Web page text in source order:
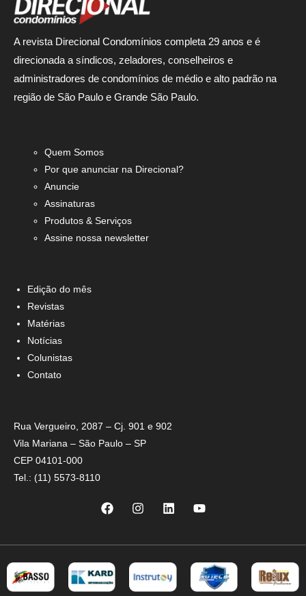
A revista Direcional Condomínios completa 29 anos e é
direcionada a síndicos, zeladores, conselheiros e
administradores de condomínios de médio e alto padrão na
região de São Paulo e Grande São Paulo.
Quem Somos
Por que anunciar na Direcional?
Anuncie
Assinaturas
Produtos & Serviços
Assine nossa newsletter
Edição do mês
Revistas
Matérias
Notícias
Colunistas
Contato
Rua Vergueiro, 2087 – Cj. 901 e 902
Vila Mariana – São Paulo – SP
CEP 04101-000
Tel.: (11) 5573-8110